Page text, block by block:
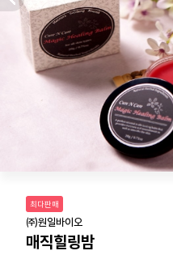
최다판매
㈜원일바이오
매직힐링밤